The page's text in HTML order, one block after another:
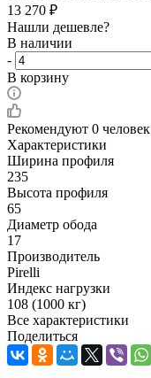
13 270 ₽
Нашли дешевле?
В наличии
-
В корзину
Рекомендуют 0 человек
Характеристики
Ширина профиля
235
Высота профиля
65
Диаметр обода
17
Производитель
Pirelli
Индекс нагрузки
108 (1000 кг)
Все характеристики
Поделиться